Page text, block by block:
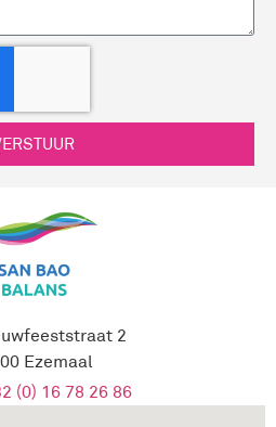
2
Ezemaal
(0) 16 78 26 86